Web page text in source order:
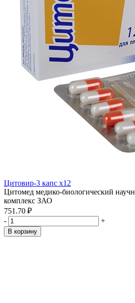
Цитовир-3 капс x12
Цитомед медико-биологический
комплекс ЗАО
751.70 ₽
-
+
В корзину